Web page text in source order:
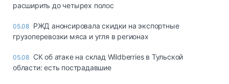
расширить до четырех полос
05.08 РЖД анонсировала скидки на экспортные
грузоперевозки мяса и угля в регионах
05.08 СК об атаке на склад Wildberries в Тульской
области: есть пострадавшие